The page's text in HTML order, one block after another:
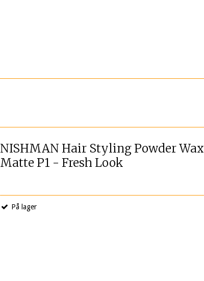
NISHMAN Hair Styling Powder Wax
Matte P1 - Fresh Look
På lager